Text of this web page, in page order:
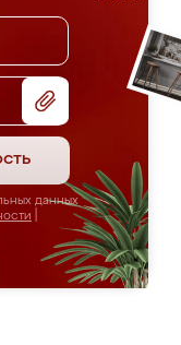
данных